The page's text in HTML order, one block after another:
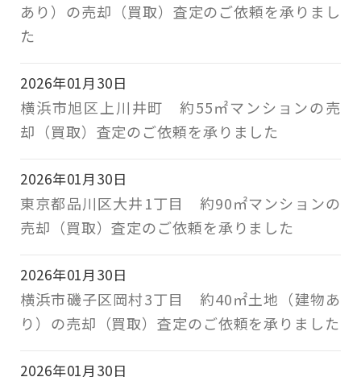
あり）の売却（買取）査定のご依頼を承りまし
た
2026年01月30日
横浜市旭区上川井町 約55㎡マンションの売
却（買取）査定のご依頼を承りました
2026年01月30日
東京都品川区大井1丁目 約90㎡マンションの
売却（買取）査定のご依頼を承りました
2026年01月30日
横浜市磯子区岡村3丁目 約40㎡土地（建物あ
り）の売却（買取）査定のご依頼を承りました
2026年01月30日